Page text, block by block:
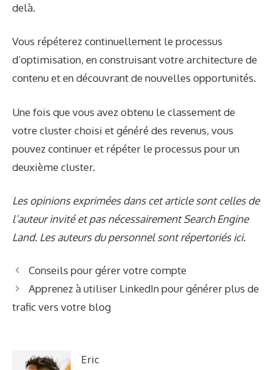
delà.
Vous répéterez continuellement le processus
d’optimisation, en construisant votre architecture de
contenu et en découvrant de nouvelles opportunités.
Une fois que vous avez obtenu le classement de
votre cluster choisi et généré des revenus, vous
pouvez continuer et répéter le processus pour un
deuxième cluster.
Les opinions exprimées dans cet article sont celles de
l’auteur invité et pas nécessairement Search Engine
Land. Les auteurs du personnel sont répertoriés ici.
Conseils pour gérer votre compte
Apprenez à utiliser LinkedIn pour générer plus de
trafic vers votre blog
Eric